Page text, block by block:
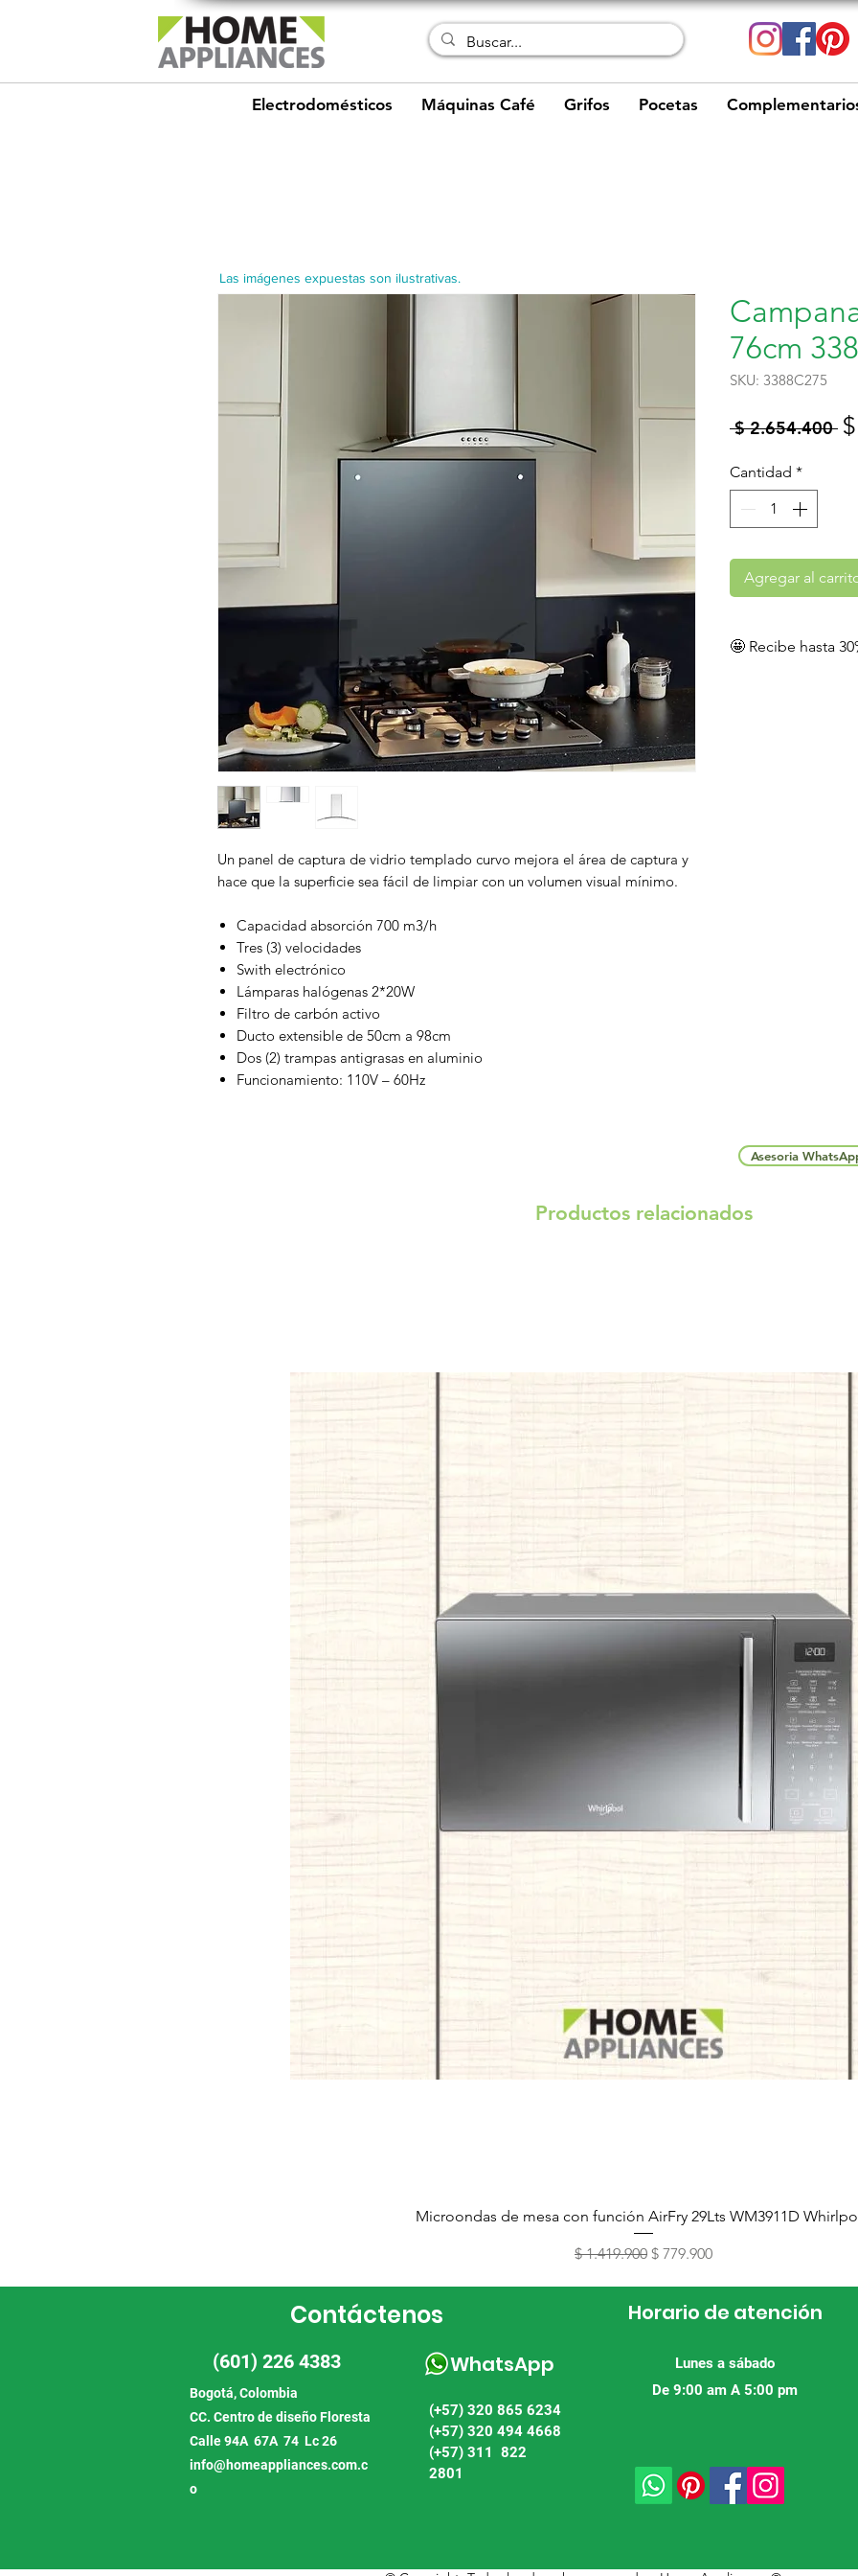
Electrodomésticos Máquinas Café Grifos Pocetas
Un panel de captura de vidrio templado curvo mejora el área de captura y
hace que la superficie sea fácil de limpiar con un volumen visual mínimo.
Capacidad absorción 700 m3/h
Tres (3) velocidades
Swith electrónico
Lámparas halógenas 2*20W
Filtro de carbón activo
Ducto extensible de 50cm a 98cm
Dos (2) trampas antigrasas en aluminio
Funcionamiento: 110V – 60Hz
76cm
SKU: 3388C275
$ 2.654.400
Cantidad *
Agregar al
🤩 Recibe hasta
Las imágenes expuestas son ilustrativas.
Asesoria
Productos relacionados
Vista rápida
Microondas de mesa con función AirFry 29Lts WM3911D
Precio
$ 1.419.900 Precio de oferta
$ 779.900
Contáctenos
(601) 226 4383
Bogotá, Colombia
CC. Centro de diseño Floresta
Calle 94A 67A 74 Lc 26
info@homeappliances.com.c
o
WhatsApp
(+57) 320 865 6234
(+57) 320 494 4668
(+57) 311 822
2801
Horario de atención
Lunes a sábado
De 9:00 am A 5:00 pm